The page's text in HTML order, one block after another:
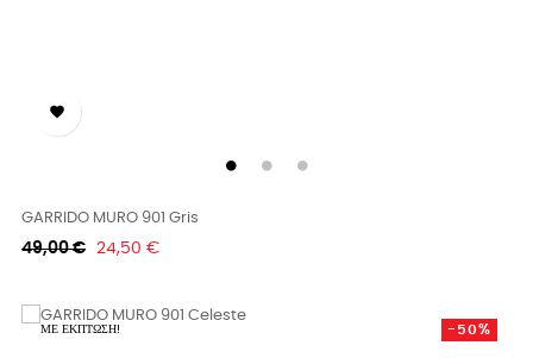

GARRIDO MURO 901 Gris
Κανονική
49,00 € Τιμή
24,50 €
ΜΕ ΈΚΠΤΩΣΗ! -50%